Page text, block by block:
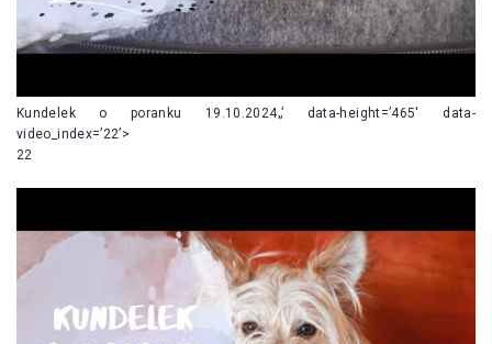
Kundelek o poranku 19.10.2024„’ data-height=’465′ data-
video_index=’22’>
22